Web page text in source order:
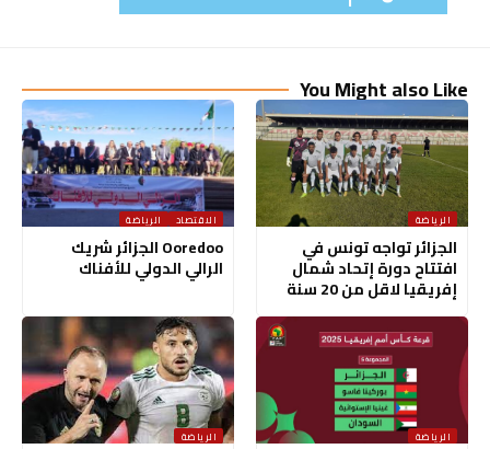
You Might also Like
الرياضة
الجزائر تواجه تونس في
افتتاح دورة إتحاد شمال
إفريقيا لاقل من 20 سنة
الاقتصاد الرياضة
Ooredoo الجزائر شريك
الرالي الدولي للأفناك
الرياضة الرياضة